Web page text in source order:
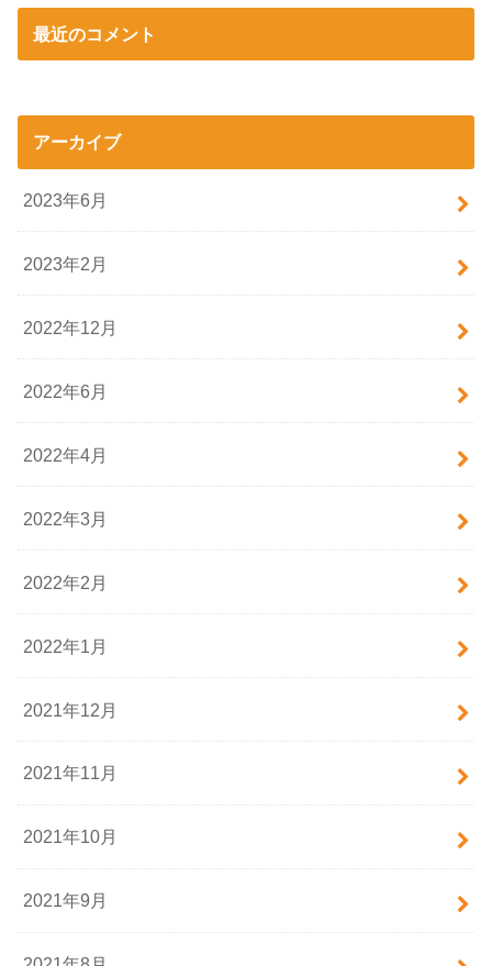
最近のコメント
アーカイブ
2023年6月
2023年2月
2022年12月
2022年6月
2022年4月
2022年3月
2022年2月
2022年1月
2021年12月
2021年11月
2021年10月
2021年9月